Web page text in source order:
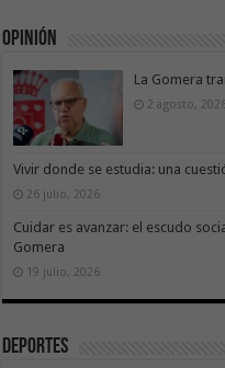
Opinión
La Gomera
2 agosto,
Vivir donde se estudia: una
26 julio, 2026
Cuidar es avanzar: el escudo
Gomera
19 julio, 2026
Deportes